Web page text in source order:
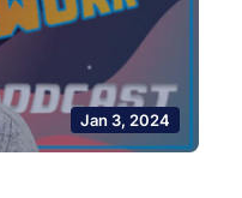
Jan 3, 2024